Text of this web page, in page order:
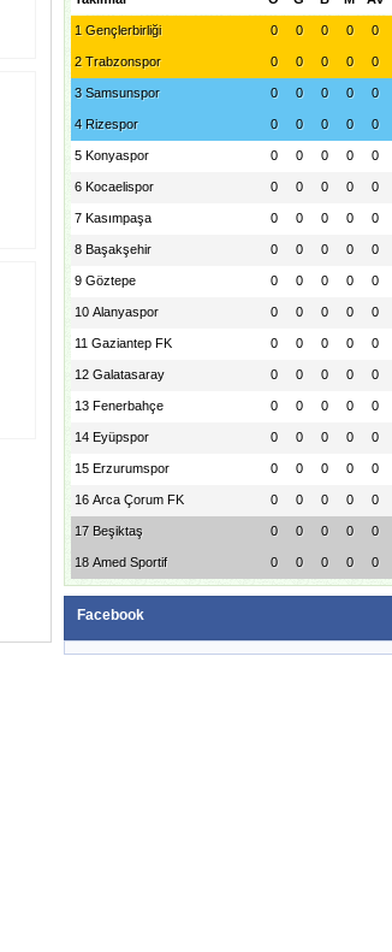
1 Gençlerbirliği 0
0
0
0
0
2 Trabzonspor 0
0
0
0
0
3 Samsunspor 0
0
0
0
0
4 Rizespor 0
0
0
0
0
5 Konyaspor 0
0
0
0
0
6 Kocaelispor 0
0
0
0
0
7 Kasımpaşa 0
0
0
0
0
8 Başakşehir 0
0
0
0
0
9 Göztepe 0
0
0
0
0
10 Alanyaspor 0
0
0
0
0
11 Gaziantep FK 0
0
0
0
0
12 Galatasaray 0
0
0
0
0
13 Fenerbahçe 0
0
0
0
0
14 Eyüpspor 0
0
0
0
0
15 Erzurumspor 0
0
0
0
0
16 Arca Çorum FK 0
0
0
0
0
17 Beşiktaş 0
0
0
0
0
18 Amed Sportif 0
0
0
0
0
Facebook